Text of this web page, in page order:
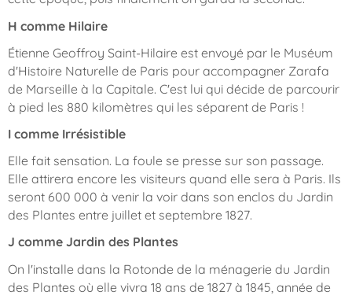
H comme Hilaire
Étienne Geoffroy Saint-Hilaire est envoyé par le Muséum
d'Histoire Naturelle de Paris pour accompagner Zarafa
de Marseille à la Capitale. C'est lui qui décide de parcourir
à pied les 880 kilomètres qui les séparent de Paris !
I comme Irrésistible
Elle fait sensation. La foule se presse sur son passage.
Elle attirera encore les visiteurs quand elle sera à Paris. Ils
seront 600 000 à venir la voir dans son enclos du Jardin
des Plantes entre juillet et septembre 1827.
J comme Jardin des Plantes
On l'installe dans la Rotonde de la ménagerie du Jardin
des Plantes où elle vivra 18 ans de 1827 à 1845, année de